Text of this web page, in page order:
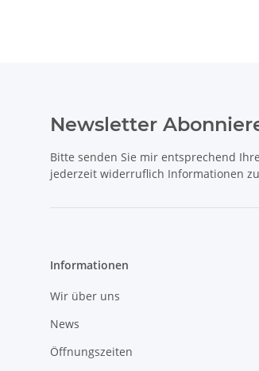
Newsletter
Bitte senden Sie mir entsprechend
jederzeit widerruflich Informationen
Informationen
Wir über uns
News
Öffnungszeiten